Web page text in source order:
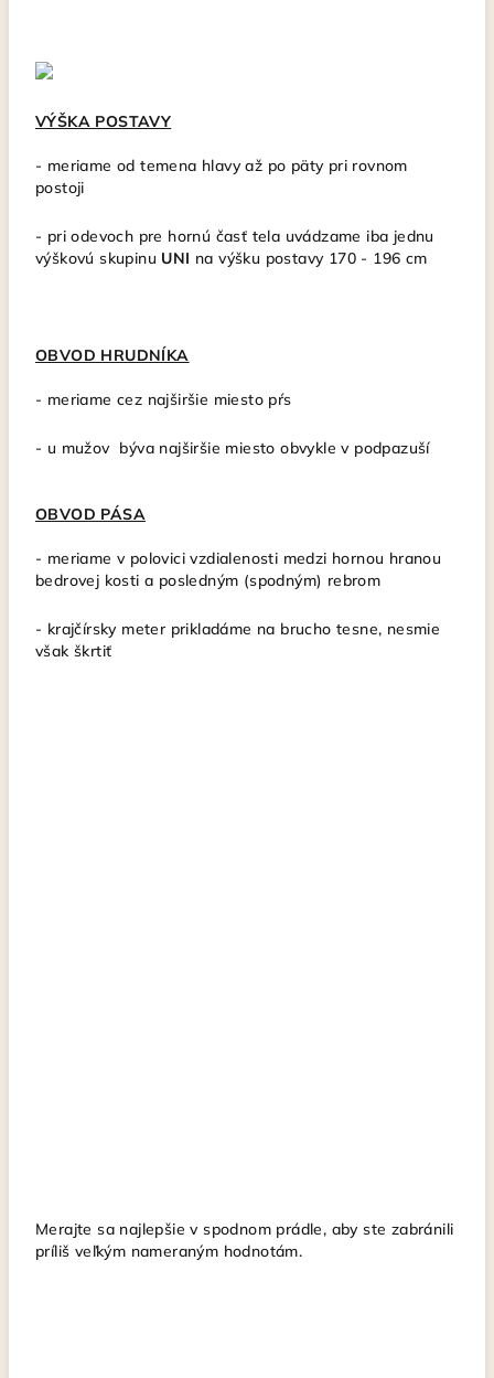
VÝŠKA POSTAVY
- meriame od temena hlavy až po päty pri rovnom
postoji
- pri odevoch pre hornú časť tela uvádzame iba jednu
výškovú skupinu UNI na výšku postavy 170 - 196 cm
OBVOD HRUDNÍKA
- meriame cez najširšie miesto pŕs
- u mužov býva najširšie miesto obvykle v podpazuší
OBVOD PÁSA
- meriame v polovici vzdialenosti medzi hornou hranou
bedrovej kosti a posledným (spodným) rebrom
- krajčírsky meterprikladáme na brucho tesne, nesmie
však škrtiť
Merajte sa najlepšie v spodnom prádle, aby ste zabránili
príliš veľkým nameraným hodnotám.